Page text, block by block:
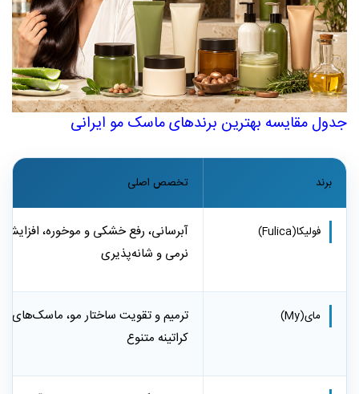
جدول مقایسه بهترین برندهای ماسک مو ایرانی
برند تخصص اصلی
فولیکا(Fulica)
آبرسانی، رفع خشکی و موخوره، افزایش
نرمی و شانه‌پذیری
مای(My)
ترمیم و تقویت ساختار مو، ماسک‌های
کراتینه متنوع